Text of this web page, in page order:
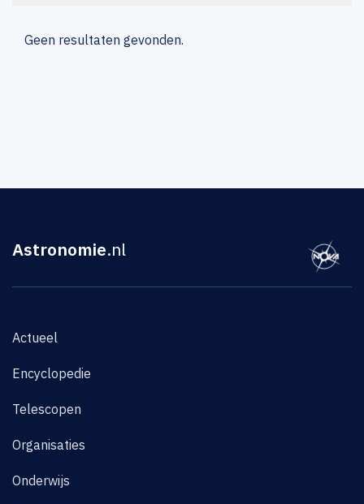
Geen resultaten gevonden.
Astronomie.nl
Actueel
Encyclopedie
Telescopen
Organisaties
Onderwijs